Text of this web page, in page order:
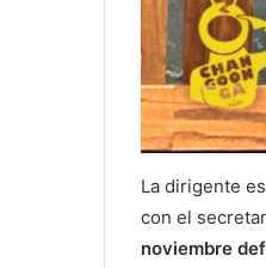
La dirigente
con el
noviembre